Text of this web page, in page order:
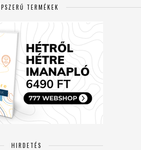
TERMÉKEK
HIRDETÉS